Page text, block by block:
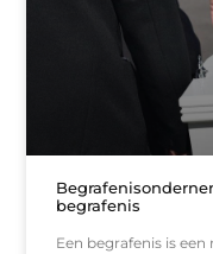
begrafenis
Een begrafenis is